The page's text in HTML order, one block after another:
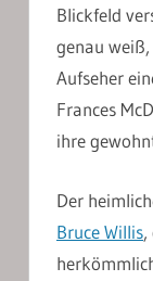
Blickfeld
genau
Aufseher
Frances
ihre
Der
Bruce Willis,